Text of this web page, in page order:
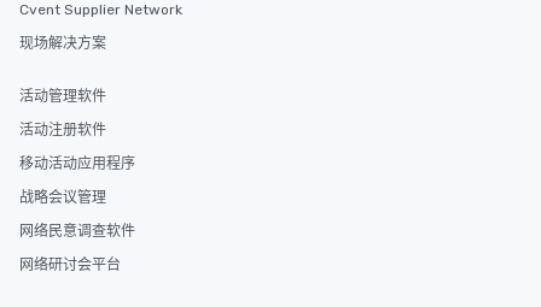
Cvent Supplier Network
现场解决方案
活动管理软件
活动注册软件
移动活动应用程序
战略会议管理
网络民意调查软件
网络研讨会平台